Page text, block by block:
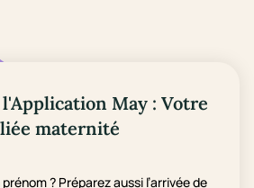
May : Votre
maternité
? Préparez aussi l’arrivée de